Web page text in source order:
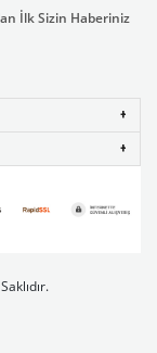
İlk Sizin Haberiniz